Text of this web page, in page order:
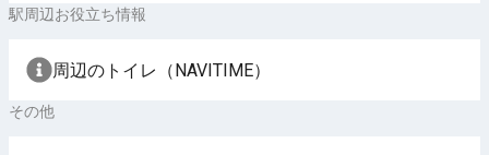
駅周辺お役立ち情報
周辺のトイレ（NAVITIME）
その他